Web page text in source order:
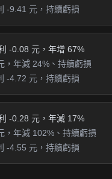
-9.41 元，持續虧損
-0.08 元，年增 67%
，年減 24%、持續虧損
-4.72 元，持續虧損
-0.28 元，年減 17%
，年減 102%、持續虧損
-4.55 元，持續虧損